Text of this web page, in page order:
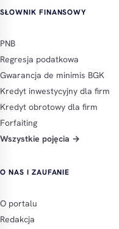
SŁOWNIK FINANSOWY
PNB
Regresja podatkowa
Gwarancja de minimis BGK
Kredyt inwestycyjny dla firm
Kredyt obrotowy dla firm
Forfaiting
Wszystkie pojęcia →
O NAS I ZAUFANIE
O portalu
Redakcja